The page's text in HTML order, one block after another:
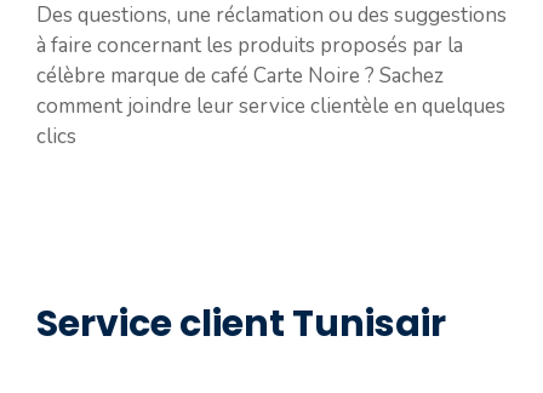
Des questions, une réclamation ou des suggestions
à faire concernant les produits proposés par la
célèbre marque de café Carte Noire ? Sachez
comment joindre leur service clientèle en quelques
clics
Service client Tunisair